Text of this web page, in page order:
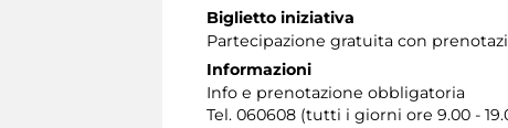
Biglietto iniziativa
Partecipazione gratuita con
Informazioni
Info e prenotazione obbligatoria
Tel. 060608 (tutti i giorni ore 9.00 -